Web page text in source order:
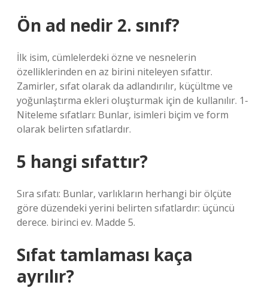
Ön ad nedir 2. sınıf?
İlk isim, cümlelerdeki özne ve nesnelerin
özelliklerinden en az birini niteleyen sıfattır.
Zamirler, sıfat olarak da adlandırılır, küçültme ve
yoğunlaştırma ekleri oluşturmak için de kullanılır. 1-
Niteleme sıfatları: Bunlar, isimleri biçim ve form
olarak belirten sıfatlardır.
5 hangi sıfattır?
Sıra sıfatı: Bunlar, varlıkların herhangi bir ölçüte
göre düzendeki yerini belirten sıfatlardır: üçüncü
derece. birinci ev. Madde 5.
Sıfat tamlaması kaça
ayrılır?